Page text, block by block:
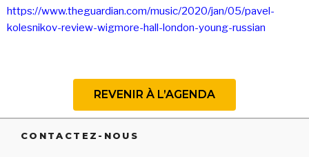
https://www.theguardian.com/music/2020/jan/05/pavel-
kolesnikov-review-wigmore-hall-london-young-russian
REVENIR À L’AGENDA
CONTACTEZ-NOUS